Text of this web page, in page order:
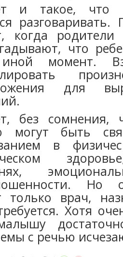
и такое, что
разговаривать.
когда родители
что
момент.
для
без сомнения,
могут быть
в
Но
только врач,
Хотя
с речью